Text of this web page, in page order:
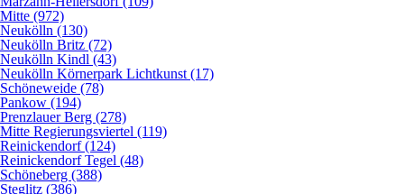
Mitte (972)
Neukölln (130)
Neukölln Britz (72)
Neukölln Kindl (43)
Neukölln Körnerpark Lichtkunst (17)
Schöneweide (78)
Pankow (194)
Prenzlauer Berg (278)
Mitte Regierungsviertel (119)
Reinickendorf (124)
Reinickendorf Tegel (48)
Schöneberg (388)
Steglitz (386)